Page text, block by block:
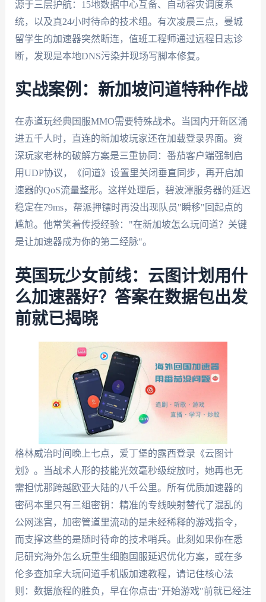
源于三层护航：15地数据中心互备、自动容灾调度系
统，以及真24小时待命的技术组。有次凌晨三点，曼城
留学生的加速器突然断连，值班工程师通过远程日志诊
断，发现是本地DNS污染并现场写脚本修复。
实战案例：新加坡问道特种作战
在赤道玩经典国服MMO需要特殊战术。当国内开新区涌
进五千人时，直连的新加坡玩家还在加载登录界面。资
深玩家老林的破解方案是三重协同：番茄客户端强制启
用UDP协议，《问道》设置里关闭垂直同步，再开启加
速器的QoS流量整形。这样处理后，碧波潭服务器的延迟
稳定在79ms，帮派押镖时再没出现队员"瞬移"回起点的
尴尬。他常笑着传授经验："在新加坡怎么玩问道？关键
是让加速器成为你的第二经脉"。
英国玩少女前线：云图计划用什
么加速器好？答案在数据包出发
前就已揭晓
格林威治时间晚上七点，爱丁堡的露西登录《云图计
划》。当战术人形的技能光效毫秒级绽放时，她再也无
需担忧那跨越欧亚大陆的八千公里。所有优质加速器的
密码本里只有三组密钥：精准的专线映射替代了混乱的
公网迷宫，加密管道里流动的是未经稀释的游戏指令，
而支撑这些的是随时待命的技术哨兵。此刻如果你在悉
尼研究海外怎么玩重生细胞国服延迟优化方案，或在多
伦多查加拿大玩问道手机版加速教程，请记住核心法
则：数据旅程的胜负，早在你点击"开始游戏"前就已经注